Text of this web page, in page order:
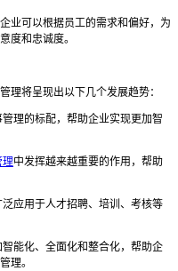
业可以根据员工的需求和偏好，为
度和忠诚度。
理将呈现出以下几个发展趋势：
理的标配，帮助企业实现更加智
理中发挥越来越重要的作用，帮助
应用于人才招聘、培训、考核等
能化、全面化和整合化，帮助企
理。